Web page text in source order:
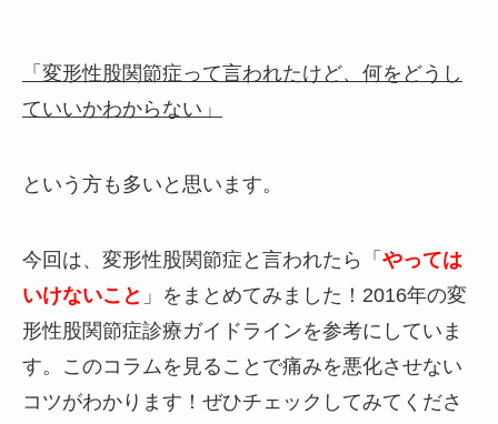
「変形性股関節症って言われたけど、何をどうし
ていいかわからない」
という方も多いと思います。
今回は、変形性股関節症と言われたら「 やっては
いけないこと 」をまとめてみました！2016年の変
形性股関節症診療ガイドラインを参考にしていま
す。このコラムを見ることで痛みを悪化させない
コツがわかります！ぜひチェックしてみてくださ